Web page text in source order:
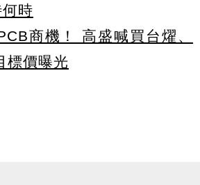
時
商機！ 高盛喊買台燿、
標價曝光